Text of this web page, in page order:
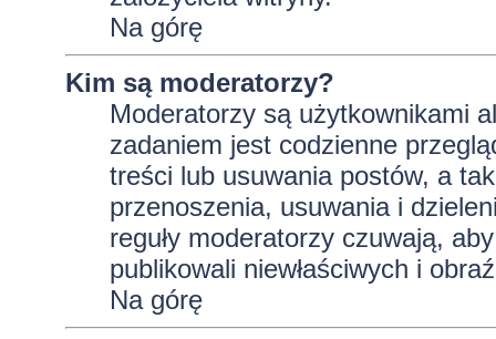
Na górę
Kim są moderatorzy?
Moderatorzy są użytkownikami
zadaniem jest codzienne
treści lub usuwania postów, a
przenoszenia, usuwania i
reguły moderatorzy czuwają,
publikowali niewłaściwych i
Na górę